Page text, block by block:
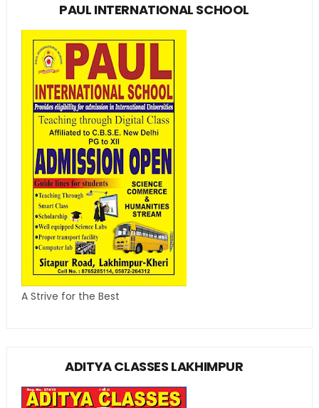
PAUL INTERNATIONAL SCHOOL
A Strive for the Best
ADITYA CLASSES LAKHIMPUR